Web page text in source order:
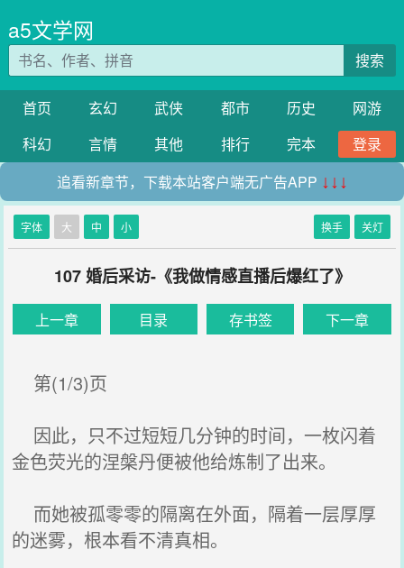
a5文学网
搜索
首页 玄幻 武侠 都市 历史
网游
科幻
言情 其他 排行 完本
登录
追看新章节，下载本站客户端无广告APP ↓↓↓
字体 大 中 小 换手 关灯
107 婚后采访-《我做情感直播后爆红了》
上一章 目录 存书签 下一章
第(1/3)页
因此，只不过短短几分钟的时间，一枚闪着
金色荧光的涅槃丹便被他给炼制了出来。
而她被孤零零的隔离在外面，隔着一层厚厚
的迷雾，根本看不清真相。